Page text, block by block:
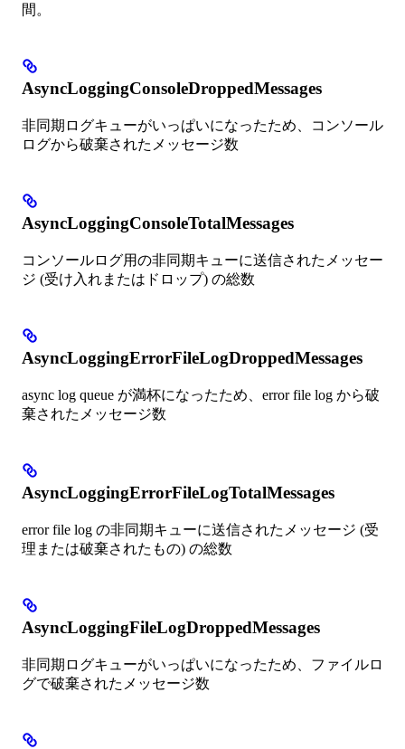
間。
AsyncLoggingConsoleDroppedMessages
非同期ログキューがいっぱいになったため、コンソール
ログから破棄されたメッセージ数
AsyncLoggingConsoleTotalMessages
コンソールログ用の非同期キューに送信されたメッセー
ジ (受け入れまたはドロップ) の総数
AsyncLoggingErrorFileLogDroppedMessages
async log queue が満杯になったため、error file log から破
棄されたメッセージ数
AsyncLoggingErrorFileLogTotalMessages
error file log の非同期キューに送信されたメッセージ (受
理または破棄されたもの) の総数
AsyncLoggingFileLogDroppedMessages
非同期ログキューがいっぱいになったため、ファイルロ
グで破棄されたメッセージ数